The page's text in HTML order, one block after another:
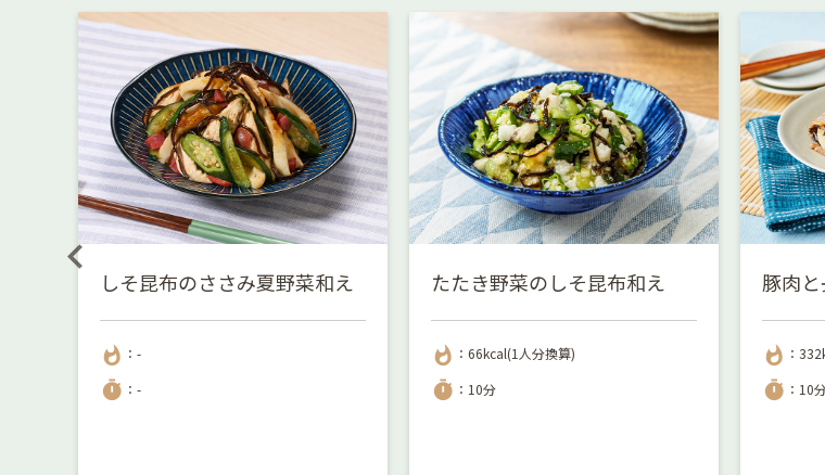
しそ昆布のささみ夏野菜和え
whatshot ：-
timer ：-
たたき野菜のしそ昆布和え
whatshot ：66kcal(1人分換算)
timer ：10分
豚肉
whatshot ：
timer ：10